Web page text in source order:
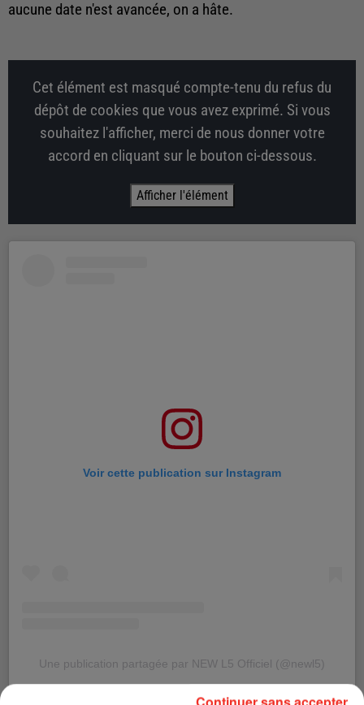
aucune date n'est avancée, on a hâte.
Cet élément est masqué compte-tenu du refus du
dépôt de cookies que vous avez exprimé. Si vous
souhaitez l'afficher, merci de nous donner votre
accord en cliquant sur le bouton ci-dessous.
Afficher l'élément
Voir cette publication sur Instagram
Une publication partagée par NEW L5 Officiel (@newl5)
Continuer sans accepter